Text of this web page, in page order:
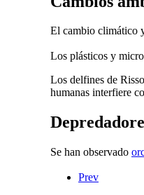
El cambio climático
Los plásticos y
Los delfines de
humanas interfiere
Se han observado
Prev